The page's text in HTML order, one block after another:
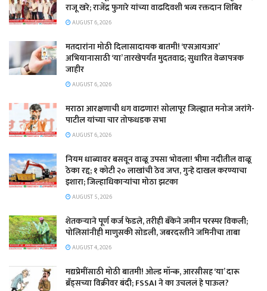
राजू खरे; राजेंद्र फुगारे यांच्या वाढदिवशी भव्य रक्तदान शिबिर
AUGUST 6, 2026
मतदारांना मोठी दिलासादायक बातमी! ‘एसआयआर’
अभियानासाठी ‘या’ तारखेपर्यंत मुदतवाढ; सुधारित वेळापत्रक
जाहीर
AUGUST 6, 2026
मराठा आरक्षणाची धग वाढणार! सोलापूर जिल्ह्यात मनोज जरांगे-
पाटील यांच्या चार तोफधडक सभा
AUGUST 6, 2026
नियम धाब्यावर बसवून वाळू उपसा भोवला! भीमा नदीतील वाळू
ठेका रद्द; १ कोटी २० लाखांची ठेव जप्त, गुन्हे दाखल करण्याचा
इशारा; जिल्हाधिकाऱ्यांचा मोठा झटका
AUGUST 5, 2026
शेतकऱ्याने पूर्ण कर्ज फेडले, तरीही बँकेने जमीन परस्पर विकली;
पोलिसांनीही माणुसकी सोडली, जबरदस्तीने जमिनीचा ताबा
AUGUST 4, 2026
मद्यप्रेमींसाठी मोठी बातमी! ओल्ड मॉन्क, आरसीसह ‘या’ दारू
ब्रँड्सच्या विक्रीवर बंदी; FSSAI ने का उचललं हे पाऊल?